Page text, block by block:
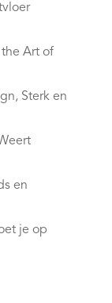
Art of
Sterk en
en
je op